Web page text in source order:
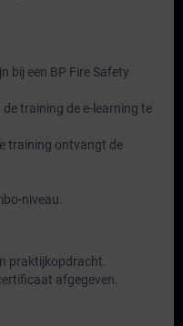
bij een BP Fire Safety
training de e-learning te
training ontvangt de
niveau.
praktijkopdracht.
afgegeven.